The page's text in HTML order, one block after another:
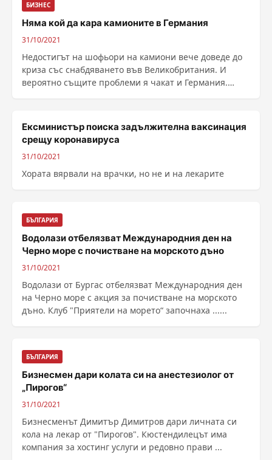
БИЗНЕС
Няма кой да кара камионите в Германия
31/10/2021
Недостигът на шофьори на камиони вече доведе до
криза със снабдяването във Великобритания. И
вероятно същите проблеми я чакат и Германия.
Ексминистър поиска задължителна ваксинация
срещу коронавируса
31/10/2021
Хората вярвали на врачки, но не и на лекарите
БЪЛГАРИЯ
Водолази отбелязват Международния ден на
Черно море с почистване на морското дъно
31/10/2021
Водолази от Бургас отбелязват Международния ден
на Черно море с акция за почистване на морското
дъно. Клуб "Приятели на морето“ започнаха ......
БЪЛГАРИЯ
Бизнесмен дари колата си на анестезиолог от
„Пирогов“
31/10/2021
Бизнесменът Димитър Димитров дари личната си
кола на лекар от "Пирогов". Кюстендилецът има
компания за хостинг услуги и редовно прави ...